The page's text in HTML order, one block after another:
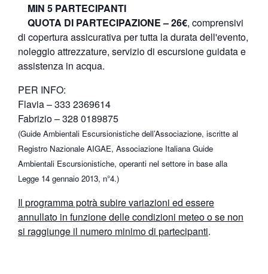
MIN 5 PARTECIPANTI
QUOTA DI PARTECIPAZIONE – 26€, comprensivi
di copertura assicurativa per tutta la durata dell'evento,
noleggio attrezzature, servizio di escursione guidata e
assistenza in acqua.
PER INFO:
Flavia – 333 2369614
Fabrizio – 328 0189875
(Guide Ambientali Escursionistiche dell’Associazione, iscritte al
Registro Nazionale AIGAE, Associazione Italiana Guide
Ambientali Escursionistiche, operanti nel settore in base alla
Legge 14 gennaio 2013, n°4.)
Il programma potrà subire variazioni ed essere
annullato in funzione delle condizioni meteo o se non
si raggiunge il numero minimo di partecipanti.